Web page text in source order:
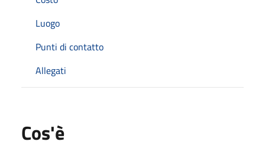
Luogo
Punti di contatto
Allegati
Cos'è